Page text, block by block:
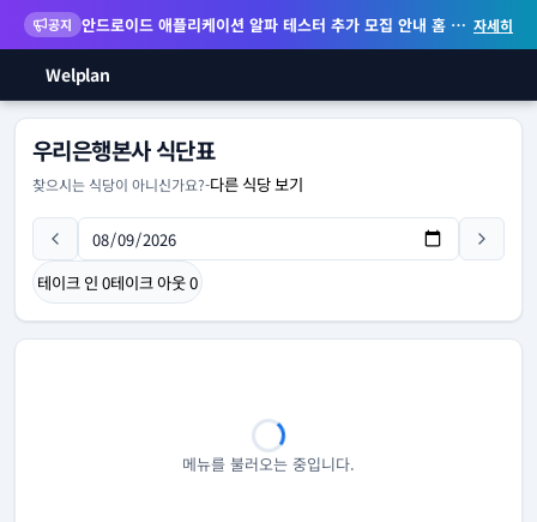
공지 안드로이드 애플리케이션 알파 테스터 추가 모집 안내 홈 화면 위젯 등 지원 자세히
Welplan
우리은행본사 식단표
찾으시는 식당이 아니신가요?-다른 식당 보기
테이크 인 0테이크 아웃0
메뉴를 불러오는 중입니다.